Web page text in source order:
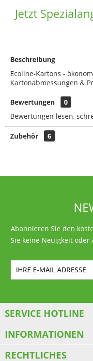
Jetzt
Beschreibung
Ecoline-Kartons -
Kartonabmessungen &
Bewertungen
0
Bewertungen lesen,
Zubehör 6
Abonnieren Sie den
Sie keine Neuigkeit oder
SERVICE HOTLINE
INFORMATIONEN
RECHTLICHES